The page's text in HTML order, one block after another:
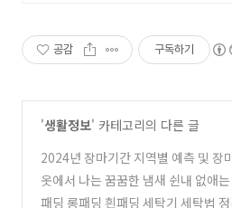
공감 구독하기
'생활정보' 카테고리의 다른 글
2024년 장마기간 지역별 예측 및 장
법
(0)
옷에서 나는 꿈꿈한 냄새 쉰내 없애는
패딩 롱패딩 흰패딩 세탁기 세탁법 정